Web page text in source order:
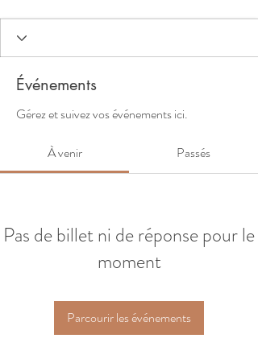
Événements
Gérez et suivez vos événements ici.
À venir Passés
Pas de billet ni de réponse pour le
moment
Parcourir les événements